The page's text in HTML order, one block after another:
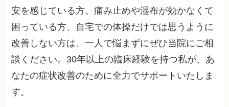
安を感じている方、痛み止めや湿布が効かなくて
困っている方、自宅での体操だけでは思うように
改善しない方は、一人で悩まずにぜひ当院にご相
談ください。30年以上の臨床経験を持つ私が、あ
なたの症状改善のために全力でサポートいたしま
す。